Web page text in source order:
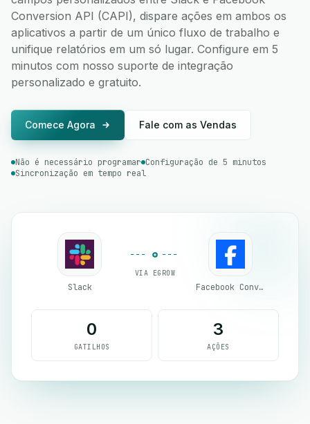
Conversion API (CAPI), dispare ações em ambos os
aplicativos a partir de um único fluxo de trabalho e
unifique relatórios em um só lugar. Configure em 5
minutos com nosso suporte de integração
personalizado e gratuito.
Comece Agora Fale com as Vendas
Não é necessário programar Configuração de 5 minutos
Sincronização em tempo real
Slack
VIA EGROW
Facebook Conversion API (CAPI)
0
GATILHOS
3
AÇÕES